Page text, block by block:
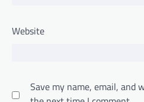
Website
Save my name, email, and